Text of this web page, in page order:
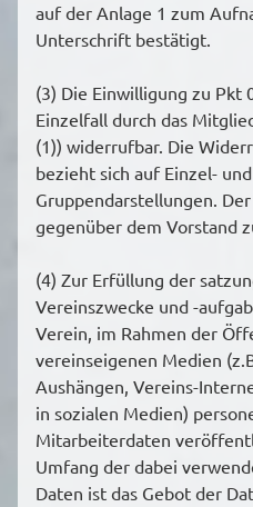
auf der Anlage 1 zum
Unterschrift bestätigt.
(3) Die Einwilligung zu Pkt
Einzelfall durch das
(1)) widerrufbar. Die
bezieht sich auf Einzel-
Gruppendarstellungen.
gegenüber dem Vorstand
(4) Zur Erfüllung der
Vereinszwecke und -
Verein, im Rahmen der
vereinseigenen Medien
Aushängen, Vereins-
in sozialen Medien)
Mitarbeiterdaten
Umfang der dabei
Daten ist das Gebot der